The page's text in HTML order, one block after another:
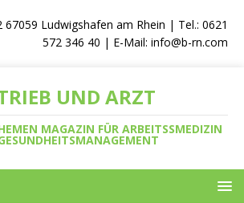
Ludwigshafen am Rhein | Tel.: 0621
572 346 40 | E-Mail: info@b-rn.com
UND ARZT
MAGAZIN FÜR ARBEITSSMEDIZIN